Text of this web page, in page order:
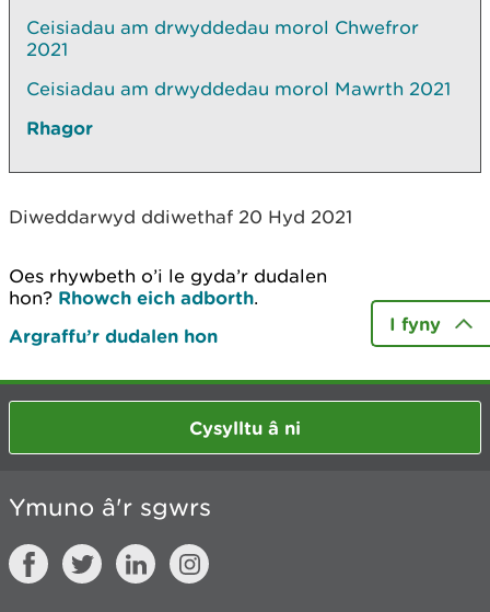
Ceisiadau am drwyddedau morol Chwefror
2021
Ceisiadau am drwyddedau morol Mawrth 2021
Rhagor
Diweddarwyd ddiwethaf 20 Hyd 2021
Oes rhywbeth o’i le gyda’r dudalen
hon? Rhowch eich adborth.
Argraffu’r dudalen hon
I fyny
Cysylltu â ni
Ymuno â'r sgwrs